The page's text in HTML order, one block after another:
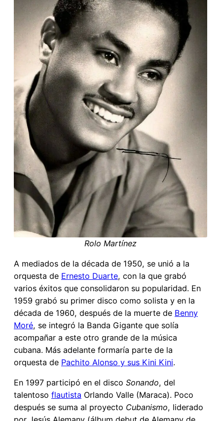
Rolo Martínez
A mediados de la década de 1950, se unió a la
orquesta de Ernesto Duarte, con la que grabó
varios éxitos que consolidaron su popularidad. En
1959 grabó su primer disco como solista y en la
década de 1960, después de la muerte de Benny
Moré, se integró la Banda Gigante que solía
acompañar a este otro grande de la música
cubana. Más adelante formaría parte de la
orquesta de Pachito Alonso y sus Kini Kini.
En 1997 participó en el disco Sonando, del
talentoso flautista Orlando Valle (Maraca). Poco
después se suma al proyecto Cubanismo, liderado